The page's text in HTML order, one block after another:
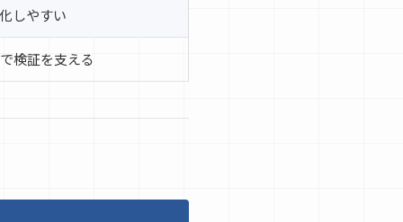
しやすい
検証を支える